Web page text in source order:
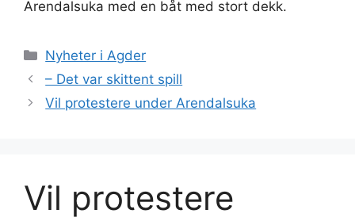
Arendalsuka med en båt med stort dekk.
Kategorier
Nyheter i Agder
– Det var skittent spill
Vil protestere under Arendalsuka
Vil protestere